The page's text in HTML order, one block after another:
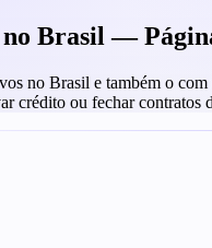
Brasil —
no Brasil e também o
crédito ou fechar